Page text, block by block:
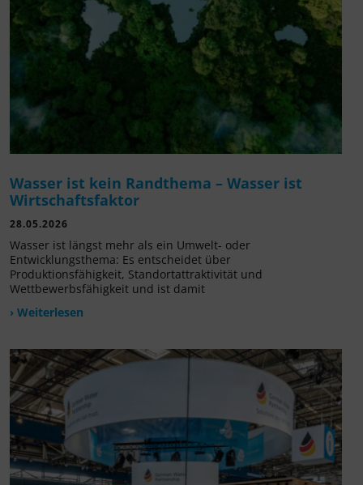
Wasser ist kein Randthema – Wasser ist
Wirtschaftsfaktor
28.05.2026
Wasser ist längst mehr als ein Umwelt- oder
Entwicklungsthema: Es entscheidet über
Produktionsfähigkeit, Standortattraktivität und
Wettbewerbsfähigkeit und ist damit
› Weiterlesen